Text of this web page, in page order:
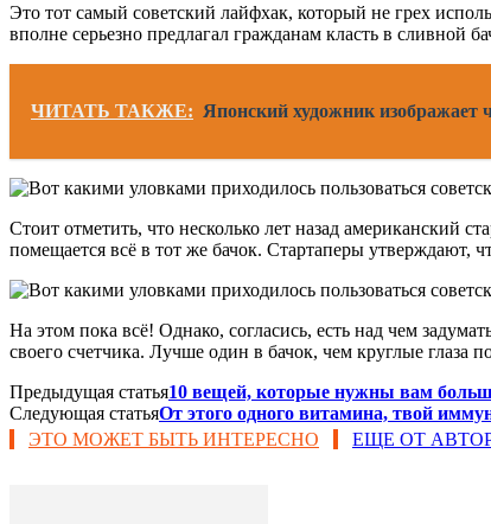
Это тот самый советский лайфхак, который не грех
вполне серьезно предлагал гражданам класть в сливной
ЧИТАТЬ ТАКЖЕ: Японский художник
Стоит отметить, что несколько лет назад американский
помещается всё в тот же бачок. Стартаперы
На этом пока всё! Однако, согласись, есть над чем
своего счетчика. Лучше один в бачок, чем круглые глаза
Предыдущая статья10 вещей, которые нужны вам
Следующая статьяОт этого одного витамина, твой
ЭТО МОЖЕТ БЫТЬ ИНТЕРЕСНО
ЕЩЕ ОТ